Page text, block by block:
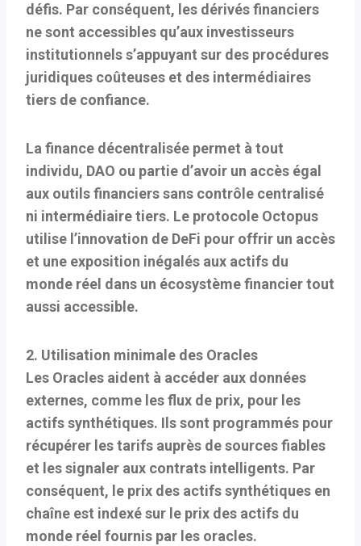
défis. Par conséquent, les dérivés financiers
ne sont accessibles qu’aux investisseurs
institutionnels s’appuyant sur des procédures
juridiques coûteuses et des intermédiaires
tiers de confiance.
La finance décentralisée permet à tout
individu, DAO ou partie d’avoir un accès égal
aux outils financiers sans contrôle centralisé
ni intermédiaire tiers. Le protocole Octopus
utilise l’innovation de DeFi pour offrir un accès
et une exposition inégalés aux actifs du
monde réel dans un écosystème financier tout
aussi accessible.
2. Utilisation minimale des Oracles
Les Oracles aident à accéder aux données
externes, comme les flux de prix, pour les
actifs synthétiques. Ils sont programmés pour
récupérer les tarifs auprès de sources fiables
et les signaler aux contrats intelligents. Par
conséquent, le prix des actifs synthétiques en
chaîne est indexé sur le prix des actifs du
monde réel fournis par les oracles.